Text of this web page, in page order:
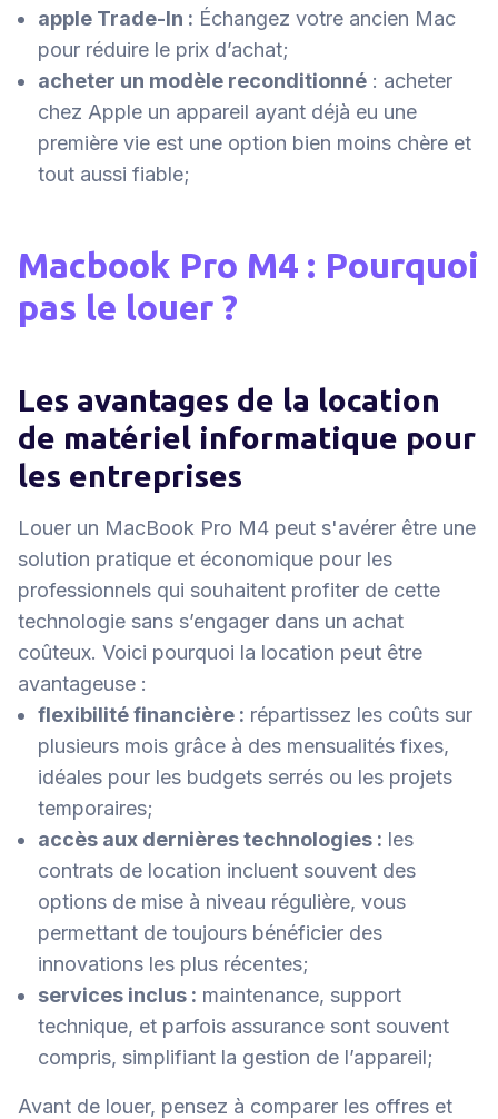
apple Trade-In : Échangez votre ancien Mac
pour réduire le prix d’achat;
acheter un modèle reconditionné : acheter
chez Apple un appareil ayant déjà eu une
première vie est une option bien moins chère et
tout aussi fiable;
​Macbook Pro M4 : Pourquoi
pas le louer ?
Les avantages de la location
de matériel informatique pour
les entreprises
Louer un MacBook Pro M4 peut s'avérer être une
solution pratique et économique pour les
professionnels qui souhaitent profiter de cette
technologie sans s’engager dans un achat
coûteux. Voici pourquoi la location peut être
avantageuse :
flexibilité financière : répartissez les coûts sur
plusieurs mois grâce à des mensualités fixes,
idéales pour les budgets serrés ou les projets
temporaires;
accès aux dernières technologies : les
contrats de location incluent souvent des
options de mise à niveau régulière, vous
permettant de toujours bénéficier des
innovations les plus récentes;
services inclus : maintenance, support
technique, et parfois assurance sont souvent
compris, simplifiant la gestion de l’appareil;
Avant de louer, pensez à comparer les offres et